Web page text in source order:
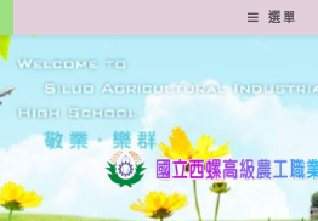
轉
至
要
容
選單